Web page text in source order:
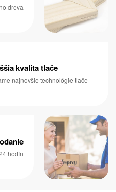
dreva
kvalita tlače
najnovšie technológie tlače
hodín